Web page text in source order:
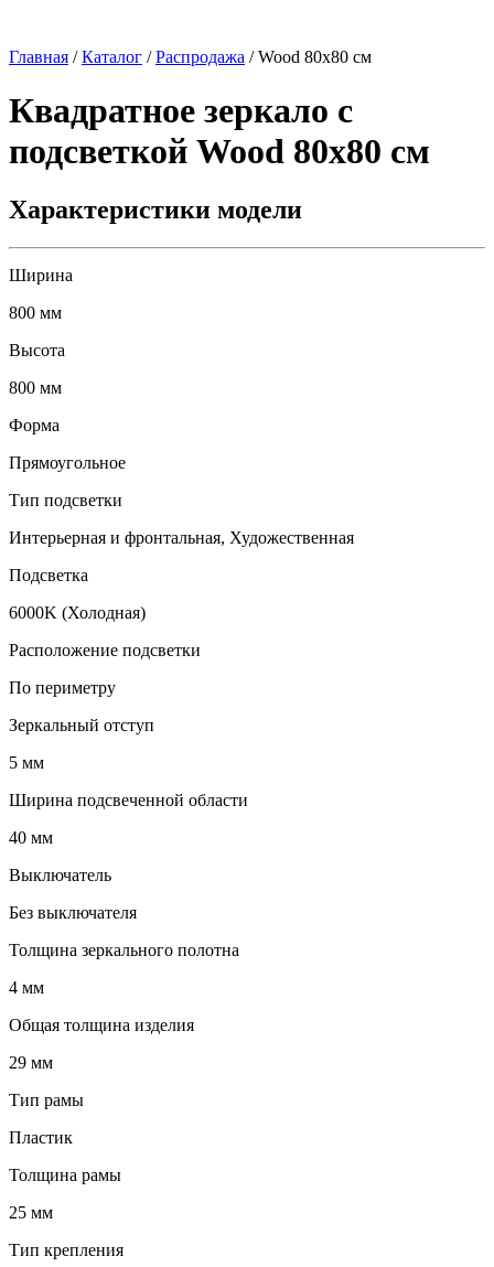
Главная /Каталог /Распродажа /Wood 80х80 см
Квадратное зеркало с
подсветкой Wood 80х80 см
Характеристики модели
Ширина
800 мм
Высота
800 мм
Форма
Прямоугольное
Тип подсветки
Интерьерная и фронтальная, Художественная
Подсветка
6000K (Холодная)
Расположение подсветки
По периметру
Зеркальный отступ
5 мм
Ширина подсвеченной области
40 мм
Выключатель
Без выключателя
Толщина зеркального полотна
4 мм
Общая толщина изделия
29 мм
Тип рамы
Пластик
Толщина рамы
25 мм
Тип крепления